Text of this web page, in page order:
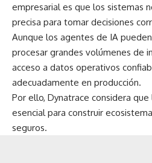
empresarial es que los sistemas
precisa para tomar decisiones
Aunque los agentes de IA
procesar grandes volúmenes de
acceso a datos operativos
adecuadamente en producción.
Por ello, Dynatrace considera
esencial para construir
seguros.